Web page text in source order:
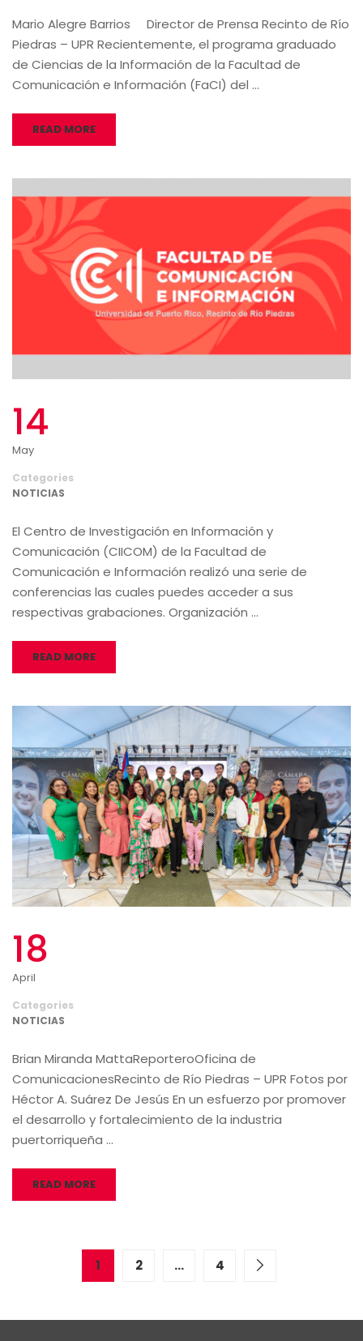
Mario Alegre Barrios Director de Prensa Recinto de Río
Piedras – UPR Recientemente, el programa graduado
de Ciencias de la Información de la Facultad de
Comunicación e Información (FaCI) del …
READ MORE
14
May
Categories
NOTICIAS
El Centro de Investigación en Información y
Comunicación (CIICOM) de la Facultad de
Comunicación e Información realizó una serie de
conferencias las cuales puedes acceder a sus
respectivas grabaciones. Organización …
READ MORE
18
April
Categories
NOTICIAS
Brian Miranda MattaReporteroOficina de
ComunicacionesRecinto de Río Piedras – UPR Fotos por
Héctor A. Suárez De Jesús En un esfuerzo por promover
el desarrollo y fortalecimiento de la industria
puertorriqueña …
READ MORE
1 2 … 4